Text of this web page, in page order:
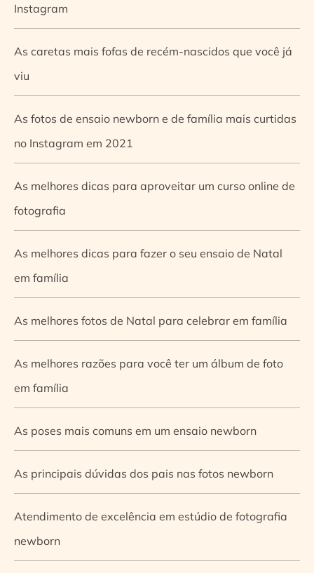
Instagram
As caretas mais fofas de recém-nascidos que você já
viu
As fotos de ensaio newborn e de família mais curtidas
no Instagram em 2021
As melhores dicas para aproveitar um curso online de
fotografia
As melhores dicas para fazer o seu ensaio de Natal
em família
As melhores fotos de Natal para celebrar em família
As melhores razões para você ter um álbum de foto
em família
As poses mais comuns em um ensaio newborn
As principais dúvidas dos pais nas fotos newborn
Atendimento de excelência em estúdio de fotografia
newborn